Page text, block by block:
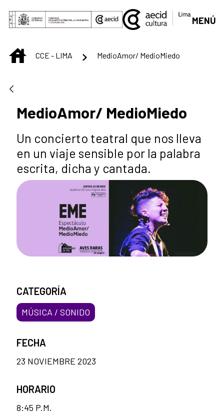
Saltar al contenido principal
MENÚ
INICIOCCE - LIMA MedioAmor/ MedioMiedo
MedioAmor/ MedioMiedo
Un concierto teatral que nos lleva
en un viaje sensible por la palabra
escrita, dicha y cantada.
CATEGORÍA
MÚSICA / SONIDO
FECHA
23 NOVIEMBRE 2023
HORARIO
8:45 P.M.